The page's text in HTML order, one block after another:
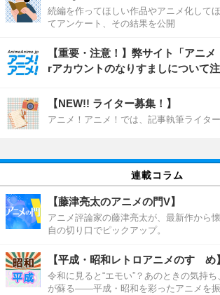
続編を作ってほしい作品やアニメ化して
てアンケート、その結果を公開
【重要・注意！】弊サイト「アニ
rアカウントのなりすましについて
【NEW!! ライター募集！】
アニメ！アニメ！では、記事執筆ライタ
連載コラム
【藤津亮太のアニメの門V】
アニメ評論家の藤津亮太が、最新作から
自の切り口でピックアップ。
【平成・昭和レトロアニメのすゝめ】
令和に見ると“エモい”？あのときの気持
が蘇る――平成・昭和を彩ったアニメを振